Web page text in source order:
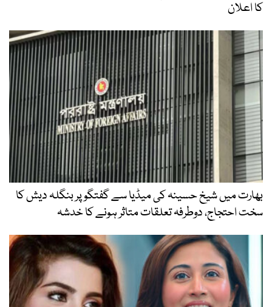
کا اعلان
بھارت میں شیخ حسینہ کی میڈیا سے گفتگو پر بنگلہ دیش کا
سخت احتجاج، دوطرفہ تعلقات متاثر ہونے کا خدشہ